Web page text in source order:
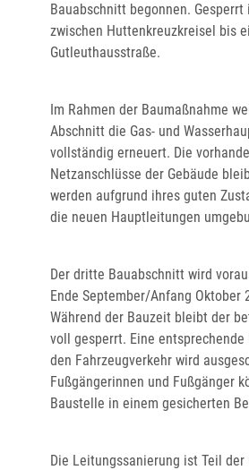
Bauabschnitt begonnen. Gesperrt
zwischen Huttenkreuzkreisel bis
Gutleuthausstraße.
Im Rahmen der Baumaßnahme
Abschnitt die Gas- und
vollständig erneuert. Die
Netzanschlüsse der Gebäude
werden aufgrund ihres guten
die neuen Hauptleitungen
Der dritte Bauabschnitt wird
Ende September/Anfang Oktober
Während der Bauzeit bleibt der
voll gesperrt. Eine
den Fahrzeugverkehr wird
Fußgängerinnen und Fußgänger
Baustelle in einem gesicherten
Die Leitungssanierung ist Teil